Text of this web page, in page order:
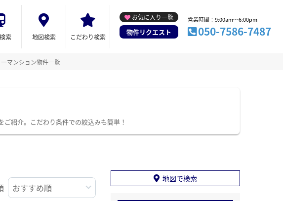
索 地図検索 こだわり検索
お気に入り一覧
物件リクエスト
営業時間：9:00am～6:00pm
050-7586-7487
マンション物件一覧
紹介。こだわり条件での絞込みも簡単！
地図で検索